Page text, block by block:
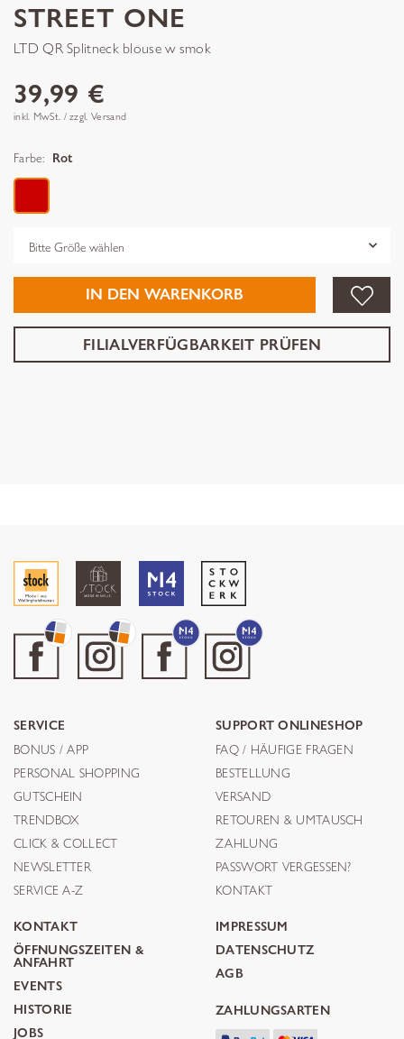
STREET ONE
LTD QR Splitneck blouse w smok
39,99 €
inkl. MwSt. / zzgl. Versand
Farbe: Rot
IN DEN WARENKORB
FILIALVERFÜGBARKEIT PRÜFEN
SERVICE
BONUS / APP
PERSONAL SHOPPING
GUTSCHEIN
TRENDBOX
CLICK & COLLECT
NEWSLETTER
SERVICE A-Z
SUPPORT ONLINESHOP
FAQ / HÄUFIGE FRAGEN
BESTELLUNG
VERSAND
RETOUREN & UMTAUSCH
ZAHLUNG
PASSWORT VERGESSEN?
KONTAKT
KONTAKT
ÖFFNUNGSZEITEN &
ANFAHRT
EVENTS
HISTORIE
JOBS
IMPRESSUM
DATENSCHUTZ
AGB
ZAHLUNGSARTEN